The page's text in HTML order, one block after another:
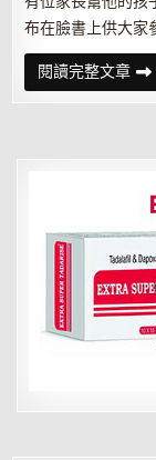
布在臉書上供大家
閱讀完整文章希
望
他
跑
秋
遠
不
擔
心
跑
到
一
半